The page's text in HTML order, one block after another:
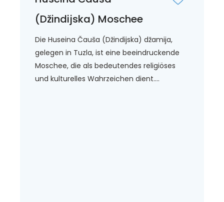
(Džindijska) Moschee
Die Huseina Čauša (Džindijska) džamija,
gelegen in Tuzla, ist eine beeindruckende
Moschee, die als bedeutendes religiöses
und kulturelles Wahrzeichen dient....